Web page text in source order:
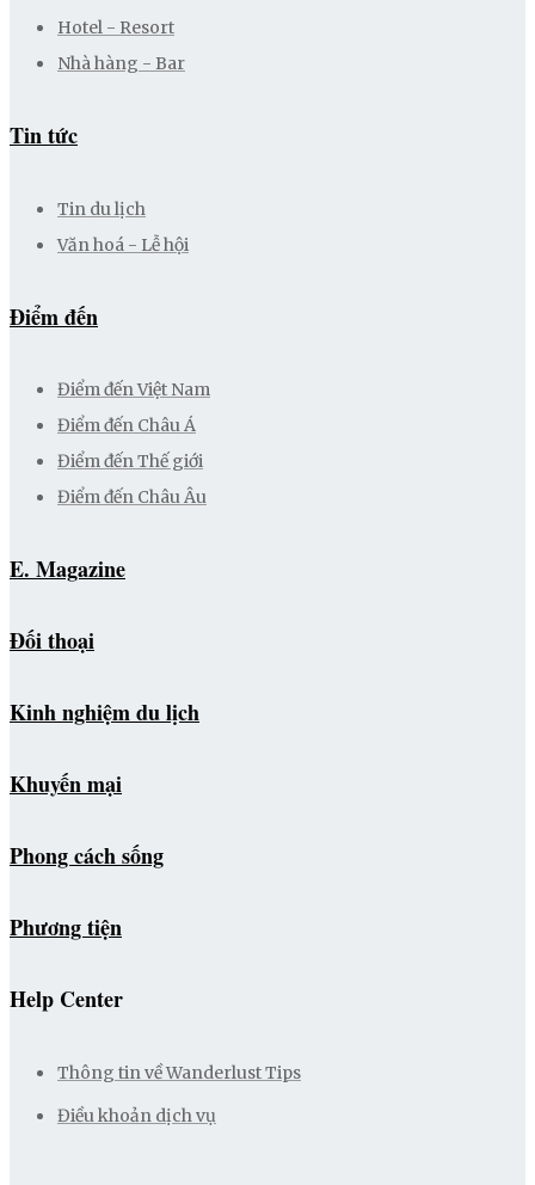
Hotel - Resort
Nhà hàng - Bar
Tin tức
Tin du lịch
Văn hoá - Lễ hội
Điểm đến
Điểm đến Việt Nam
Điểm đến Châu Á
Điểm đến Thế giới
Điểm đến Châu Âu
E. Magazine
Đối thoại
Kinh nghiệm du lịch
Khuyến mại
Phong cách sống
Phương tiện
Help Center
Thông tin về Wanderlust Tips
Điều khoản dịch vụ